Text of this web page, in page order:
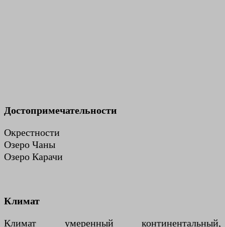
Достопримечательности
Окрестности
Озеро Чаны
Озеро Карачи
Климат
Климат умеренный континентальный,